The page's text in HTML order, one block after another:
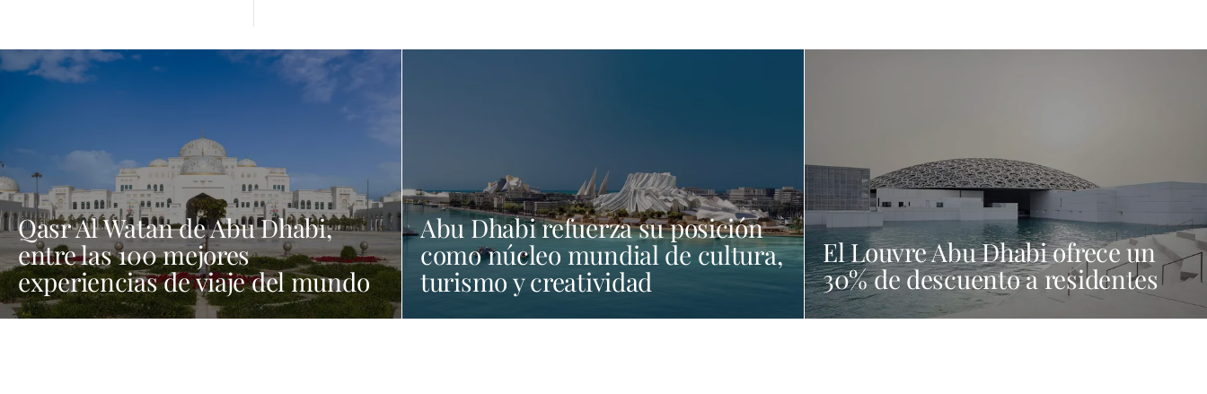
Qasr Al Watan de Abu Dhabi,
entre las 100 mejores
experiencias de viaje del mundo
en 2026
Abu Dhabi refuerza su posición
como núcleo mundial de cultura,
turismo y creatividad
El Louvre Abu Dhabi ofrece un
30% de descuento a residentes